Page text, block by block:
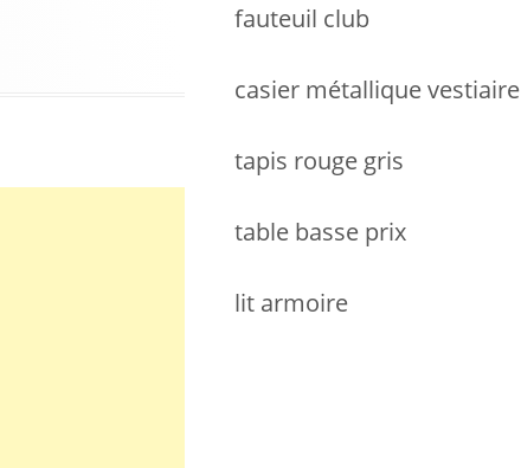
fauteuil club
casier métallique vestiaire
tapis rouge gris
table basse prix
lit armoire